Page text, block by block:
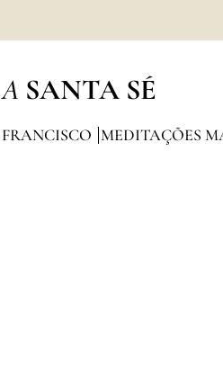
A SANTA SÉ
FRANCISCO MEDITAÇÕES